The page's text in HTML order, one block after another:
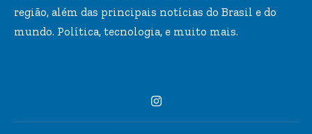
região, além das principais notícias do Brasil e do
mundo. Política, tecnologia, e muito mais.